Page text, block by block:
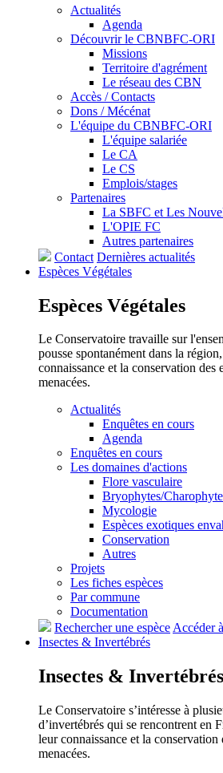
Actualités
Agenda
Découvrir le CBNBFC-ORI
Missions
Territoire d'agrément
Le réseau des CBN
Accès / Contacts
Dons / Mécénat
L'équipe du CBNBFC-ORI
L'équipe salariée
Le CA
Le CS
Emplois/stages
Partenaires
La SBFC et Les
L'OPIE FC
Autres partenaires
Contact Dernières actualités
Espèces Végétales
Espèces Végétales
Le Conservatoire travaille sur
pousse spontanément dans la
connaissance et la conservation des
menacées.
Actualités
Enquêtes en cours
Agenda
Enquêtes en cours
Les domaines d'actions
Flore vasculaire
Bryophytes/
Mycologie
Espèces exotiques
Conservation
Autres
Projets
Les fiches espèces
Par commune
Documentation
Rechercher une espèceAccéder
Insectes & Invertébrés
Insectes & Invertébrés
Le Conservatoire s’intéresse à
d’invertébrés qui se rencontrent en
leur connaissance et la conservation
menacées.